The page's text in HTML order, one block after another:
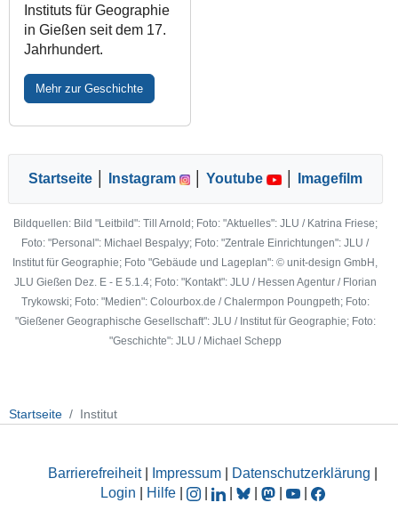
Instituts für Geographie
in Gießen seit dem 17.
Jahrhundert.
Mehr zur Geschichte
Startseite Instagram Youtube Imagefilm
Bildquellen: Bild "Leitbild": Till Arnold; Foto: "Aktuelles": JLU / Katrina Friese;
Foto: "Personal": Michael Bespalyy; Foto: "Zentrale Einrichtungen": JLU /
Institut für Geographie; Foto "Gebäude und Lageplan": © unit-design GmbH,
JLU Gießen Dez. E - E 5.1.4; Foto: "Kontakt": JLU / Hessen Agentur / Florian
Trykowski; Foto: "Medien": Colourbox.de / Chalermpon Poungpeth; Foto:
"Gießener Geographische Gesellschaft": JLU / Institut für Geographie; Foto:
"Geschichte": JLU / Michael Schepp
Startseite Institut
Barrierefreiheit| Impressum Datenschutzerklärung
Login
Hilfe